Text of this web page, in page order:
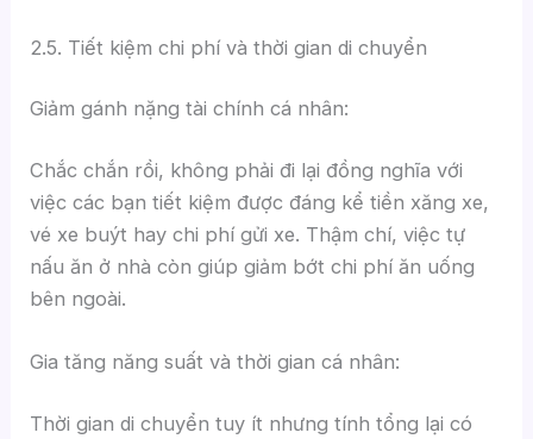
2.5. Tiết kiệm chi phí và thời gian di chuyển
Giảm gánh nặng tài chính cá nhân:
Chắc chắn rồi, không phải đi lại đồng nghĩa với
việc các bạn tiết kiệm được đáng kể tiền xăng xe,
vé xe buýt hay chi phí gửi xe. Thậm chí, việc tự
nấu ăn ở nhà còn giúp giảm bớt chi phí ăn uống
bên ngoài.
Gia tăng năng suất và thời gian cá nhân:
Thời gian di chuyển tuy ít nhưng tính tổng lại có